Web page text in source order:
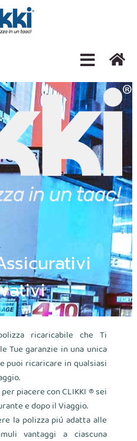
ricaricabile che Ti
Tue garanzie in una unica
puoi ricaricare in qualsiasi
piacere con CLIKKI ® sei
e dopo il Viaggio.
la polizza piú adatta alle
vantaggi a ciascuna